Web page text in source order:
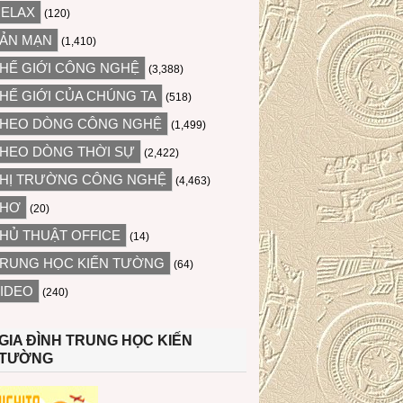
(120)
MẠN (1,410)
GIỚI CÔNG NGHỆ (3,388)
GIỚI CỦA CHÚNG TA (518)
DÒNG CÔNG NGHỆ (1,499)
DÒNG THỜI SỰ (2,422)
TRƯỜNG CÔNG NGHỆ (4,463)
(20)
THUẬT OFFICE (14)
HỌC KIẾN TƯỜNG (64)
(240)
ĐÌNH TRUNG HỌC KIẾN